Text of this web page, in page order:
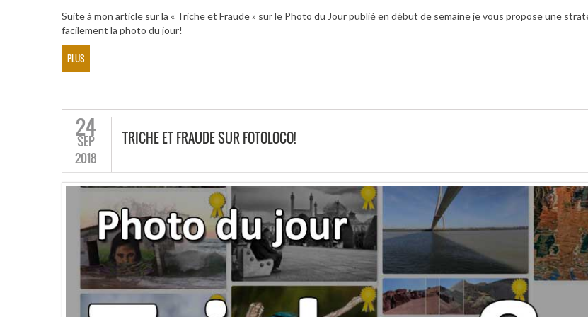
Suite à mon article sur la « Triche et Fraude » sur le Photo du Jour publié en début de semaine je vous propose une
facilement la photo du jour!
PLUS
24
SEP
2018
TRICHE ET FRAUDE SUR FOTOLOCO!